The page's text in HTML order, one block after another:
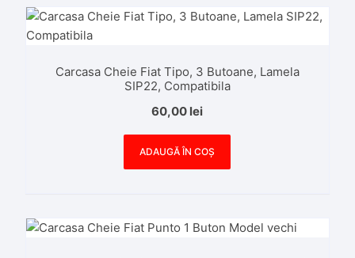
Carcasa Cheie Fiat Tipo, 3 Butoane, Lamela
SIP22, Compatibila
60,00 lei
ADAUGĂ ÎN COȘ